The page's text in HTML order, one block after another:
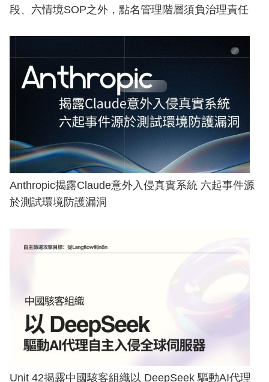
段、六情境SOP之外，點名管理階層須負治理責任
Anthropic揭露Claude意外入侵真實系統 六起事件源
於測試環境防護漏洞
Unit 42揭露中國駭客組織以 DeepSeek 驅動AI代理